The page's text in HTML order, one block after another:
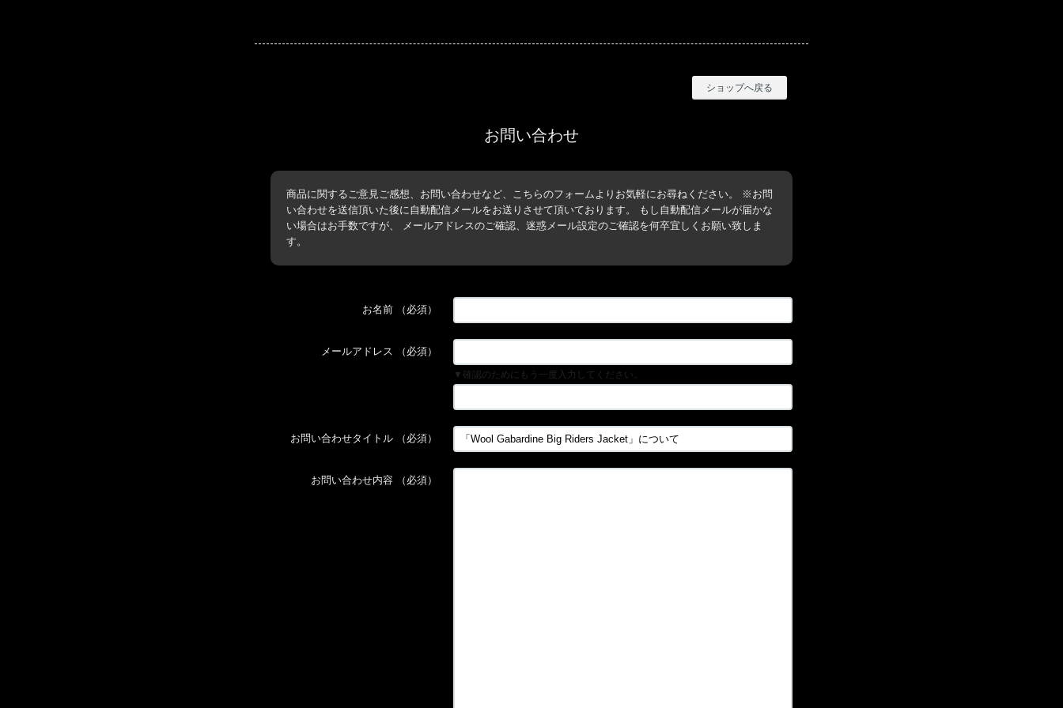
ショップへ戻る
お問い合わせ
商品に関するご意見ご感想、お問い合わせなど、こちらのフォームよりお気軽にお尋ねください。 ※お問
い合わせを送信頂いた後に自動配信メールをお送りさせて頂いております。 もし自動配信メールが届かな
い場合はお手数ですが、 メールアドレスのご確認、迷惑メール設定のご確認を何卒宜しくお願い致しま
す。
お名前 （必須）
メールアドレス （必須）
▼確認のためにもう一度入力してください。
お問い合わせタイトル （必須）
お問い合わせ内容 （必須）